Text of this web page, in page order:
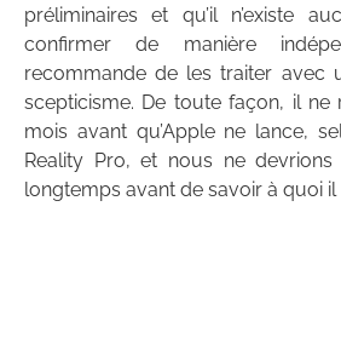
préliminaires et qu’il n’existe
confirmer de manière
recommande de les traiter avec
scepticisme. De toute façon, il ne
mois avant qu’Apple ne lance,
Reality Pro, et nous ne
longtemps avant de savoir à quoi il